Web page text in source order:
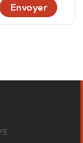
Envoyer